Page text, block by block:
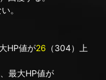
。
HP値が26 （304）上
最大HP値が